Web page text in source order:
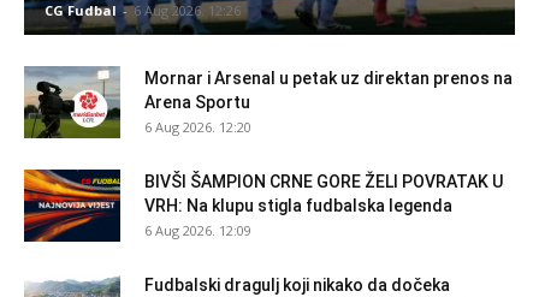
CG Fudbal - 6 Aug 2026. 12:26
Mornar i Arsenal u petak uz direktan prenos na
Arena Sportu
6 Aug 2026. 12:20
BIVŠI ŠAMPION CRNE GORE ŽELI POVRATAK U
VRH: Na klupu stigla fudbalska legenda
6 Aug 2026. 12:09
Fudbalski dragulj koji nikako da dočeka